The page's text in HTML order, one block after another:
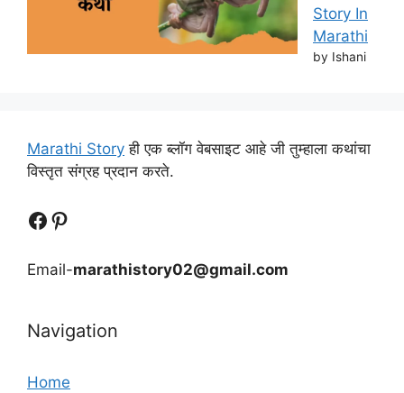
Story In
Marathi
by Ishani
Marathi Story ही एक ब्लॉग वेबसाइट आहे जी तुम्हाला कथांचा
विस्तृत संग्रह प्रदान करते.
Follow UsFollow us
Email-marathistory02@gmail.com
Navigation
Home